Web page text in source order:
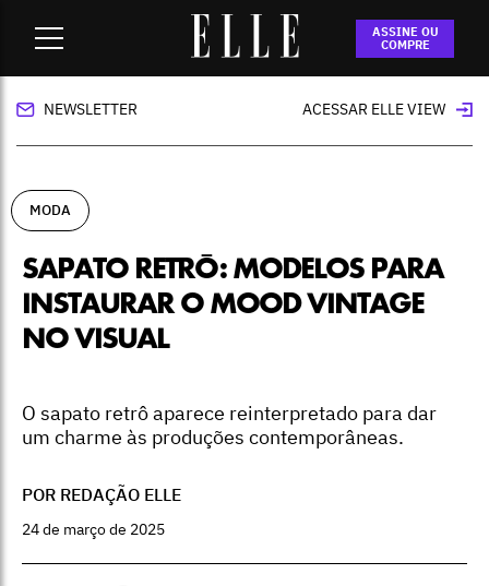
ASSINE OU
COMPRE
Sapato retrô: modelos para instaurar o mood
vintage no visual
NEWSLETTER ACESSAR ELLE VIEW
MODA
SAPATO RETRÔ: MODELOS PARA
INSTAURAR O MOOD VINTAGE
NO VISUAL
O sapato retrô aparece reinterpretado para dar
um charme às produções contemporâneas.
POR REDAÇÃO ELLE
24 de março de 2025